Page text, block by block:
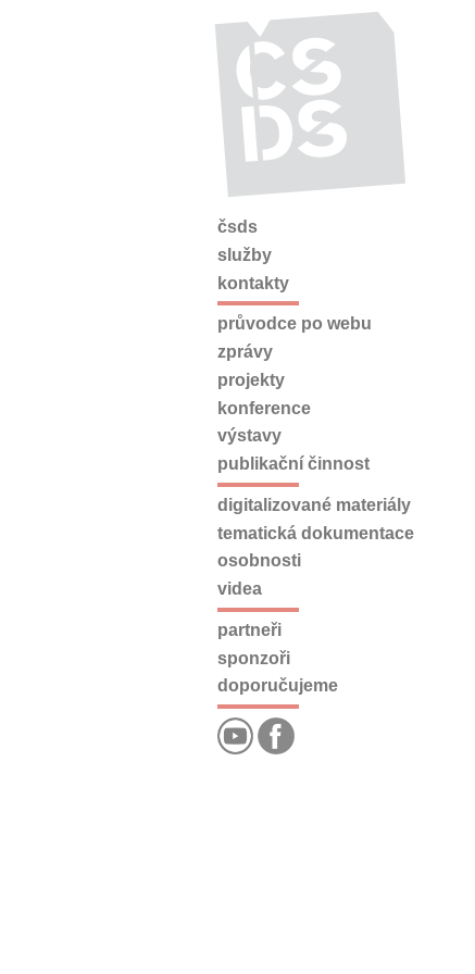
čsds
služby
kontakty
průvodce po webu
zprávy
projekty
konference
výstavy
publikační činnost
digitalizované materiály
tematická dokumentace
osobnosti
videa
partneři
sponzoři
doporučujeme